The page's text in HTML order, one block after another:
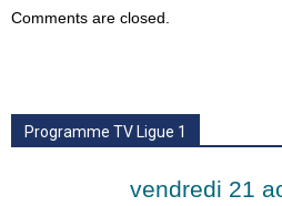
Comments are closed.
Programme TV Ligue 1